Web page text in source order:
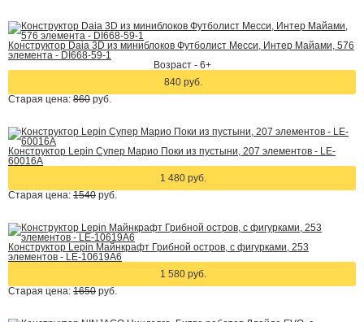
Конструктор Daia 3D из миниблоков Футболист Месси, Интер Майами, 576
элемента - DI668-59-1
Возраст - 6+
840 руб.
Старая цена: 860 руб.
Конструктор Lepin Супер Марио Поки из пустыни, 207 элементов - LE-
60016A
1 480 руб.
Старая цена: 1540 руб.
Конструктор Lepin Майнкрафт Грибной остров, с фигурками, 253
элементов - LE-10619A6
1 580 руб.
Старая цена: 1650 руб.